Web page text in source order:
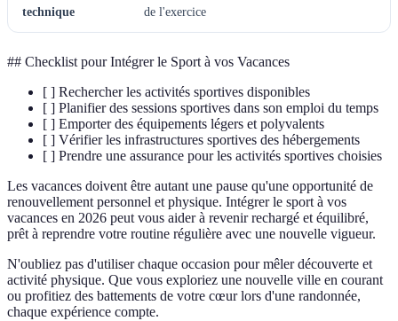
technique
de l'exercice
## Checklist pour Intégrer le Sport à vos Vacances
[ ] Rechercher les activités sportives disponibles
[ ] Planifier des sessions sportives dans son emploi du temps
[ ] Emporter des équipements légers et polyvalents
[ ] Vérifier les infrastructures sportives des hébergements
[ ] Prendre une assurance pour les activités sportives choisies
Les vacances doivent être autant une pause qu'une opportunité de
renouvellement personnel et physique. Intégrer le sport à vos
vacances en 2026 peut vous aider à revenir rechargé et équilibré,
prêt à reprendre votre routine régulière avec une nouvelle vigueur.
N'oubliez pas d'utiliser chaque occasion pour mêler découverte et
activité physique. Que vous exploriez une nouvelle ville en courant
ou profitiez des battements de votre cœur lors d'une randonnée,
chaque expérience compte.